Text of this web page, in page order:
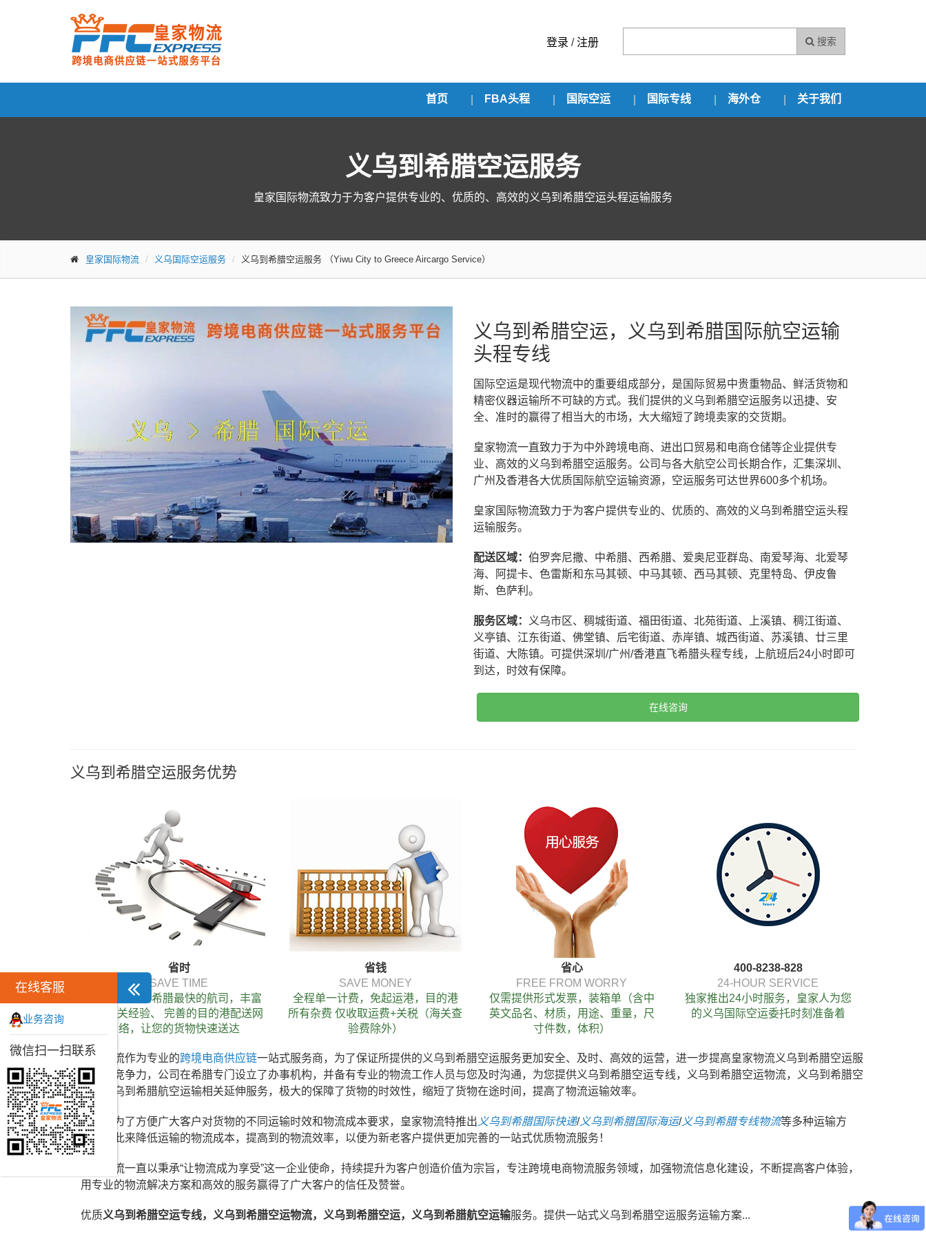
搜索
登录 /注册
首页 FBA头程 国际空运 国际专线 海外仓 关于我们
义乌到希腊空运服务
皇家国际物流致力于为客户提供专业的、优质的、高效的义乌到希腊空运头程运输服务
皇家国际物流 义乌国际空运服务 义乌到希腊空运服务 （Yiwu City to Greece Aircargo Service）
义乌到希腊空运，义乌到希腊国际航空运输
头程专线
国际空运是现代物流中的重要组成部分，是国际贸易中贵重物品、鲜活货物和
精密仪器运输所不可缺的方式。我们提供的义乌到希腊空运服务以迅捷、安
全、准时的赢得了相当大的市场，大大缩短了跨境卖家的交货期。
皇家物流一直致力于为中外跨境电商、进出口贸易和电商仓储等企业提供专
业、高效的义乌到希腊空运服务。公司与各大航空公司长期合作，汇集深圳、
广州及香港各大优质国际航空运输资源，空运服务可达世界600多个机场。
皇家国际物流致力于为客户提供专业的、优质的、高效的义乌到希腊空运头程
运输服务。
配送区域： 伯罗奔尼撒、中希腊、西希腊、爱奥尼亚群岛、南爱琴海、北爱琴
海、阿提卡、色雷斯和东马其顿、中马其顿、西马其顿、克里特岛、伊皮鲁
斯、色萨利。
服务区域：
义乌市区、稠城街道、福田街道、北苑街道、上溪镇、稠江街道、
义亭镇、江东街道、佛堂镇、后宅街道、赤岸镇、城西街道、苏溪镇、廿三里
街道、大陈镇。可提供深圳/广州/香港直飞希腊头程专线，上航班后24小时即可
到达，时效有保障。
在线咨询
义乌到希腊空运服务优势
省时
SAVE TIME
配载义乌到希腊最快的航司，丰富
的清关经验、 完善的目的港配送网
络，让您的货物快速送达
省钱
SAVE MONEY
全程单一计费，免起运港，目的港
所有杂费 仅收取运费+关税（海关查
验费除外）
省心
FREE FROM WORRY
仅需提供形式发票，装箱单（含中
英文品名、材质，用途、重量，尺
寸件数，体积）
400-8238-828
24-HOUR SERVICE
独家推出24小时服务，皇家人为您
的义乌国际空运委托时刻准备着
皇家物流作为专业的跨境电商供应链一站式服务商，为了保证所提供的义乌到希腊空运服务更加安全、及时、高效的运营，进一步提高皇家物流义乌到希腊空运服
务品牌竞争力，公司在希腊专门设立了办事机构，并备有专业的物流工作人员与您及时沟通，为您提供义乌到希腊空运专线，义乌到希腊空运物流，义乌到希腊空
运，义乌到希腊航空运输相关延伸服务，极大的保障了货物的时效性，缩短了货物在途时间，提高了物流运输效率。
同时，为了方便广大客户对货物的不同运输时效和物流成本要求，皇家物流特推出 义乌到希腊国际快递/义乌到希腊国际海运/义乌到希腊专线物流等多种运输方
式，以此来降低运输的物流成本，提高到的物流效率，以便为新老客户提供更加完善的一站式优质物流服务！
皇家物流一直以秉承“让物流成为享受”这一企业使命，持续提升为客户创造价值为宗旨，专注跨境电商物流服务领域，加强物流信息化建设，不断提高客户体验，
用专业的物流解决方案和高效的服务赢得了广大客户的信任及赞誉。
优质义乌到希腊空运专线，义乌到希腊空运物流，义乌到希腊空运，义乌到希腊航空运输服务。提供一站式义乌到希腊空运服务运输方案...
在线客服
业务咨询
微信扫一扫联系